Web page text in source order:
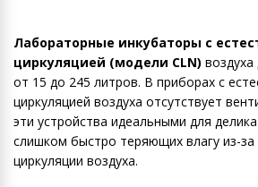
Лабораторные инкубаторы с
циркуляцией (модели СLN)
от 15 до 245 литров. В приборах с
циркуляцией воздуха отсутствует
эти устройства идеальными для
слишком быстро теряющих влагу из-за
циркуляции воздуха.